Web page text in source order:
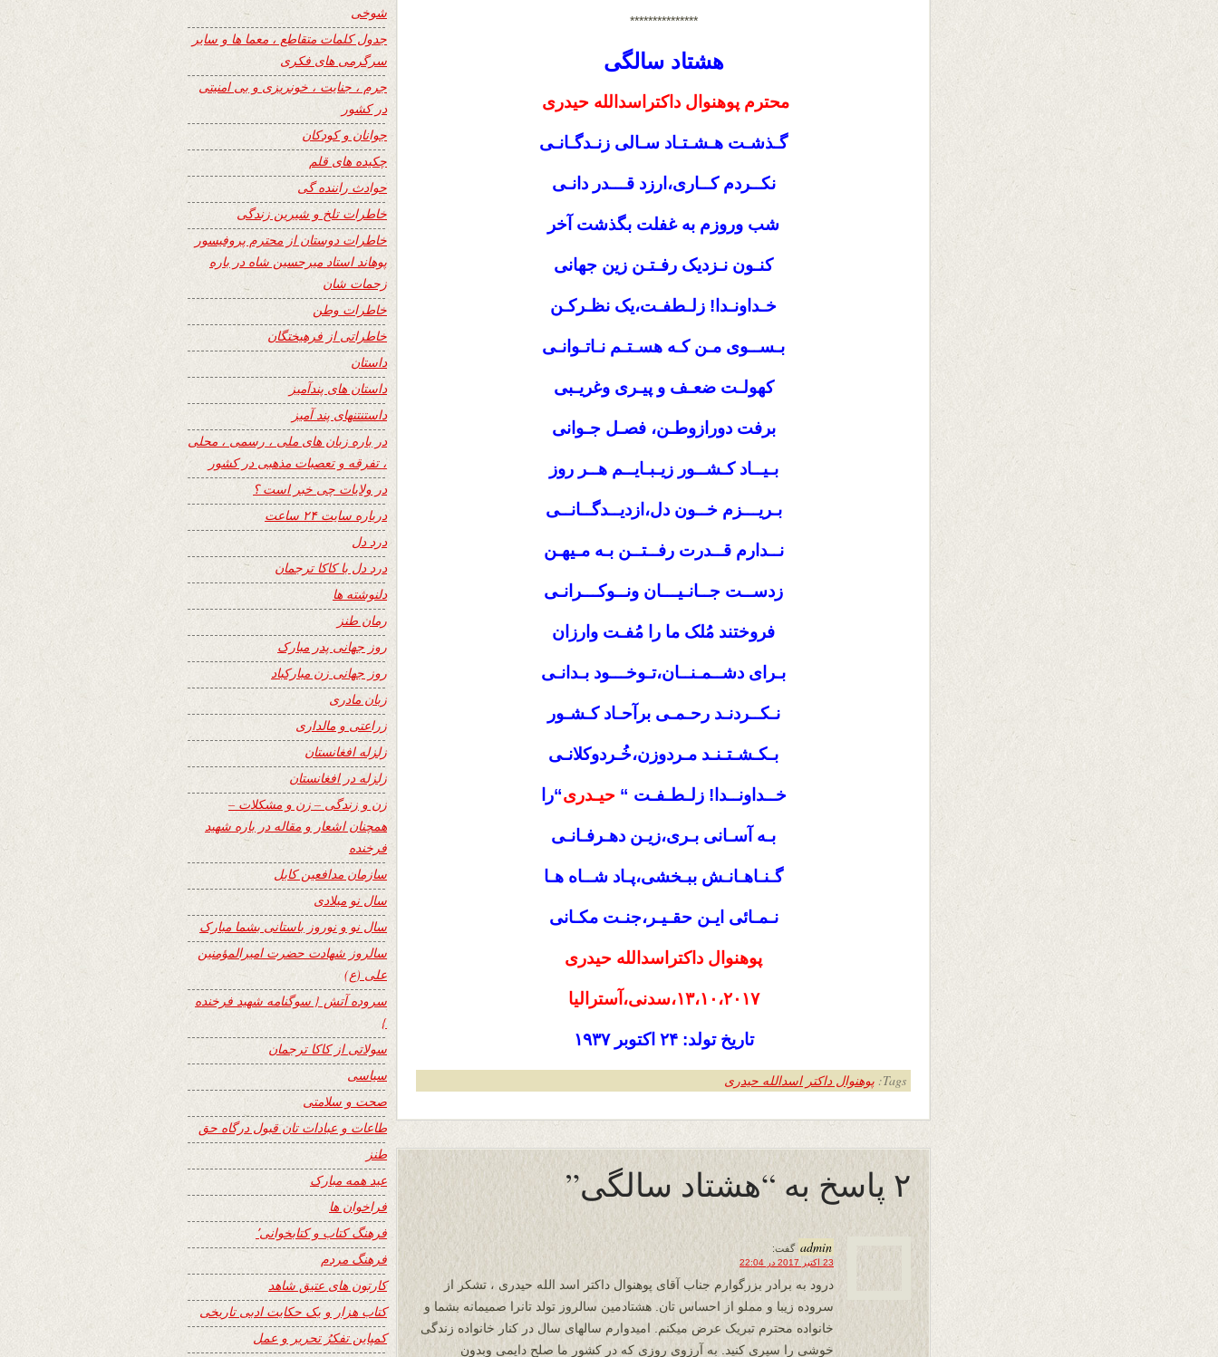
***************
هشتاد سالگی
محترم پوهنوال داکتراسدالله حیدری
گـذشـت هـشـتـاد سـالی زنـدگـانـی
نکــردم کــاری،ارزد قـــدر دانـی
شب وروزم به غفلت بگذشت آخر
کنـون نـزدیک رفـتـن زین جهانی
خـداونـدا! زلـطفـت،یک نظـرکـن
بـســوی مـن کـه هسـتـم نـاتـوانـی
کهولـت ضعـف و پیـری وغریـبی
برفت دورازوطـن، فصـل جـوانی
بـیــاد کـشــور زیـبـایــم هــر روز
بـریـــزم خــون دل،ازدیــدگــانــی
نــدارم قــدرت رفــتــن بـه مـیهـن
زدســت جــانـیـــان ونــوکـــرانـی
فروختند مُلک ما را مُفـت وارزان
بـرای دشــمـنــان،تـوخـــود بـدانـی
نـکــردنـد رحـمـی برآحـاد کـشـور
بـکـشـتـنـد مـردوزن،خُـردوکلانـی
خــداونــدا! زلـطـفـت “ حیـدری“را
بـه آسـانی بـری،زیـن دهـرفـانـی
گـنـاهـانـش ببـخشی،پـاد شــاه هـا
نـمـائی ایـن حقـیـر،جنـت مکـانی
پوهنوال داکتراسدالله حیدری
۱۳،۱۰،۲۰۱۷،سدنی،آسترالیا
تاریخ تولد: ۲۴ اکتوبر ۱۹۳۷
Tags: پوهنوال داکتر اسدالله حیدری
۲ پاسخ به “هشتاد سالگی”
admin گفت:
23 اکتبر 2017 در 22:04
درود به برادر بزرگوارم جناب آقای پوهنوال داکتر اسد الله حیدری ، تشکر از
سروده زیبا و مملو از احساس تان. هشتادمین سالروز تولد تانرا صمیمانه بشما و
خانواده محترم تبریک عرض میکنم. امیدوارم سالهای سال در کنار خانواده زندگی
خوشی را سپری کنید. به آرزوی روزی که در کشور ما صلح دایمی وبدون
شوخی
جدول کلمات متقاطع ، معما ها و سایر
سرگرمی های فکری
جرم ، جنایت ، خونریزی و بی امنیتی
در کشور
جوانان و کودکان
چکیده های قلم
حوادث راننده گی
خاطرات تلخ و شیرین زندگی
خاطرات دوستان از محترم پروفیسور
پوهاند استاد میرحسین شاه در باره
زحمات شان
خاطرات وطن
خاطراتی از فرهیختگان
داستان
داستان های پندآمیز
داستنتنهای پند آمیز
در باره زبان های ملی ، رسمی ، محلی
، تفرقه و تعصبات مذهبی در کشور
در ولایات چی خبر است ؟
درباره سایت ۲۴ ساعت
درد دل
درد دل با کاکا ترجمان
دلنوشته ها
رمان طنز
روز جهانی پدر مبارک
روز جهانی زن مبارکباد
زبان مادری
زراعتی و مالداری
زلزله افغانستان
زلزله در افغانستان
زن و زندگی – زن و مشکلات –
همچنان اشعار و مقاله در باره شهید
فرخنده
سازمان مدافعین کابل
سال نو میلادی
سال نو و نوروز باستانی بشما مبارک
سالروز شهادت حضرت امیرالمؤمنین
علی (ع)
سروده آتش { سوگنامه شهید فرخنده
}
سولاتی از کاکا ترجمان
سیاسی
صحت و سلامتی
طاعات و عبادات تان قبول درگاه حق
طنز
عید همه مبارک
فراخوان ها
فرهنگ کتاب و کتابخوانی٬
فرهنگ مردم
کارتون های عتیق شاهد
کتاب هزار و یک حکایت ادبی تاریخی
کمپاین تفکرُ تحریر و عمل